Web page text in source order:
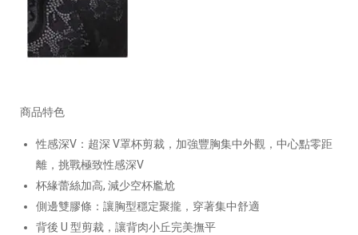
商品特色
性感深V：超深 V罩杯剪裁，加強豐胸集中外觀，中心點零距
離，挑戰極致性感深V
杯緣蕾絲加高, 減少空杯尷尬
側邊雙膠條：讓胸型穩定聚攏，穿著集中舒適
背後 U 型剪裁，讓背肉小丘完美撫平